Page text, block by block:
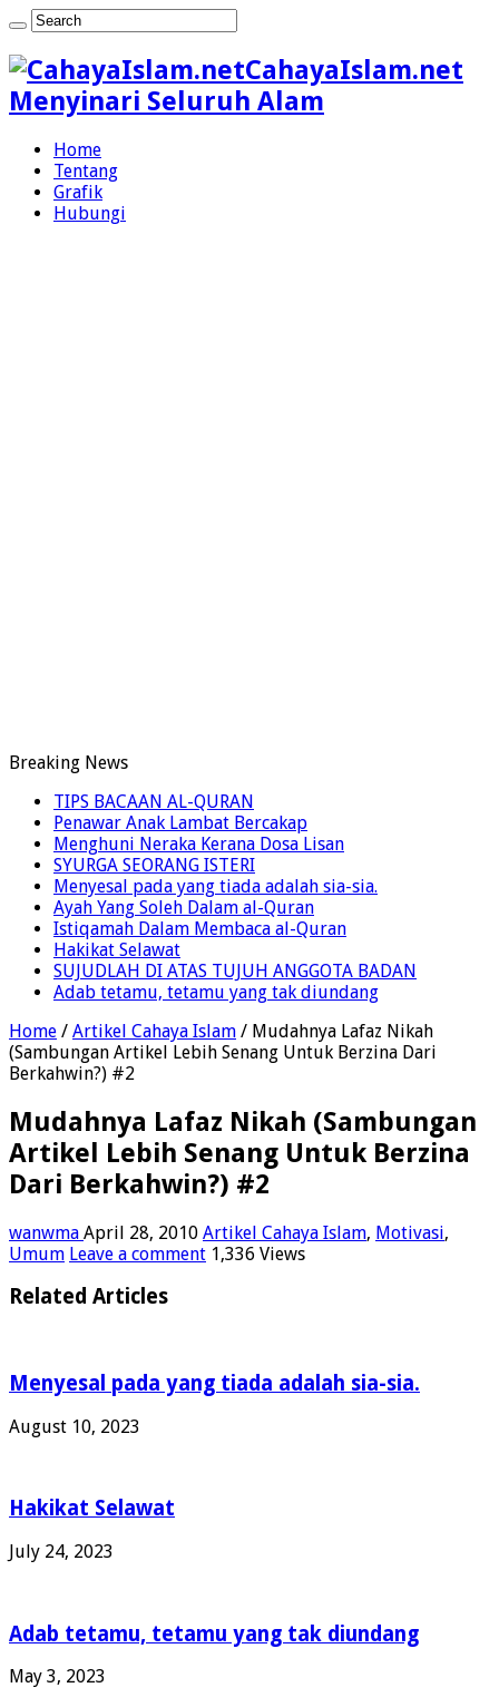
CahayaIslam.net
Menyinari Seluruh Alam
Home
Tentang
Grafik
Hubungi
Breaking News
TIPS BACAAN AL-QURAN
Penawar Anak Lambat Bercakap
Menghuni Neraka Kerana Dosa Lisan
SYURGA SEORANG ISTERI
Menyesal pada yang tiada adalah sia-sia.
Ayah Yang Soleh Dalam al-Quran
Istiqamah Dalam Membaca al-Quran
Hakikat Selawat
SUJUDLAH DI ATAS TUJUH ANGGOTA BADAN
Adab tetamu, tetamu yang tak diundang
Home / Artikel Cahaya Islam / Mudahnya Lafaz Nikah
(Sambungan Artikel Lebih Senang Untuk Berzina Dari
Berkahwin?) #2
Mudahnya Lafaz Nikah (Sambungan
Artikel Lebih Senang Untuk Berzina
Dari Berkahwin?) #2
wanwma April 28, 2010 Artikel Cahaya Islam, Motivasi,
Umum Leave a comment 1,336 Views
Related Articles
Menyesal pada yang tiada adalah sia-sia.
August 10, 2023
Hakikat Selawat
July 24, 2023
Adab tetamu, tetamu yang tak diundang
May 3, 2023